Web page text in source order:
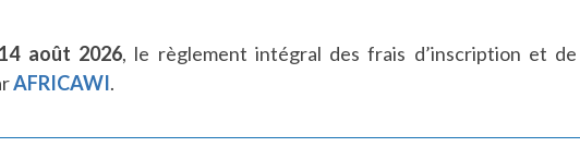
août 2026, le règlement intégral des frais d’inscription et
AFRICAWI.